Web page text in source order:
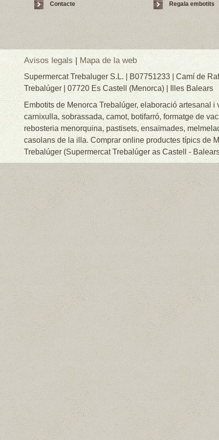
Contacte Regala embotits
Avisos legals | Mapa de la web
Supermercat Trebaluger S.L. | B07751233 | Camí de
Trebalúger | 07720 Es Castell (Menorca) | Illes Balears
Embotits de Menorca Trebalúger, elaboració artesanal i
carnixulla, sobrassada, camot, botifarró, formatge de
rebosteria menorquina, pastisets, ensaïmades,
casolans de la illa. Comprar online productes típics de
Trebalúger (Supermercat Trebalúger as Castell -